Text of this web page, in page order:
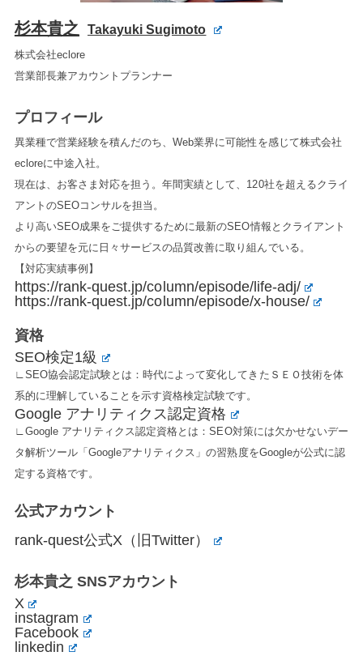
杉本貴之 Takayuki Sugimoto
株式会社eclore
営業部長兼アカウントプランナー
プロフィール
異業種で営業経験を積んだのち、Web業界に可能性を感じて株式会社
ecloreに中途入社。
現在は、お客さま対応を担う。年間実績として、120社を超えるクライ
アントのSEOコンサルを担当。
より高いSEO成果をご提供するために最新のSEO情報とクライアント
からの要望を元に日々サービスの品質改善に取り組んでいる。
【対応実績事例】
https://rank-quest.jp/column/episode/life-adj/
https://rank-quest.jp/column/episode/x-house/
資格
SEO検定1級
∟SEO協会認定試験とは：時代によって変化してきたＳＥＯ技術を体
系的に理解していることを示す資格検定試験です。
Google アナリティクス認定資格
∟Google アナリティクス認定資格とは：SEO対策には欠かせないデー
タ解析ツール「Googleアナリティクス」の習熟度をGoogleが公式に認
定する資格です。
公式アカウント
rank-quest公式X（旧Twitter）
杉本貴之 SNSアカウント
X
instagram
Facebook
linkedin